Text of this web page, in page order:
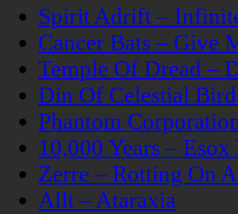
Spirit Adrift –
Cancer Bats – Give
Temple Of Dread –
Din Of Celestial
Phantom
10,000 Years –
Zerre – Rotting On
Allt – Ataraxia